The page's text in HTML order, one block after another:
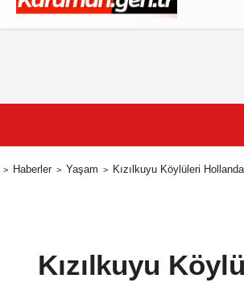
Künye İletişim Çerez Politikası
Haberler Yaşam Kızılkuyu Köylüleri
Kızılkuyu